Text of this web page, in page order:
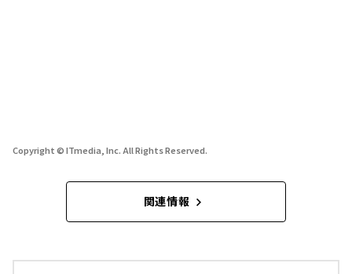
Copyright © ITmedia, Inc. All Rights Reserved.
関連情報